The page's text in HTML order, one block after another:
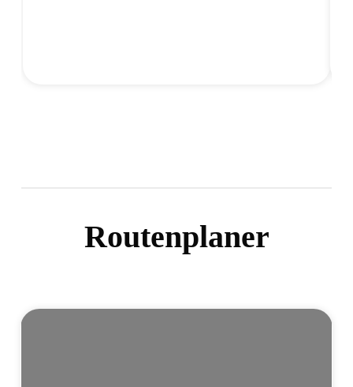
Routenplaner